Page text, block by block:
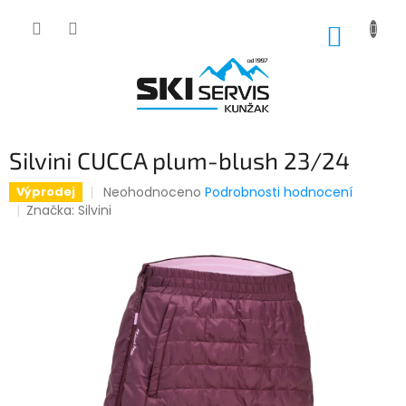
Silvini CUCCA plum-blush 23/24
Výprodej
Průměrné
hodnocení
hvězdiček.
Neohodnoceno Podrobnosti hodnocení
Značka:Silvini